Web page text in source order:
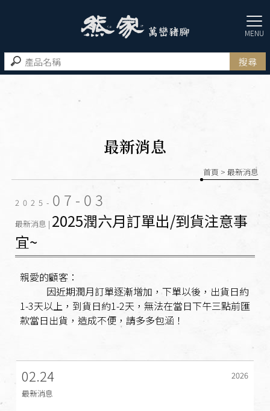
最新消息
首頁 > 最新消息
2025- 07-03
最新消息 | 2025潤六月訂單出/到貨注意事
宜~
親愛的顧客：
因近期潤月訂單逐漸增加，下單以後，出貨日約
1-3天以上，到貨日約1-2天，無法在當日下午三點前匯
款當日出貨，造成不便，請多多包涵！
02.24
2026
最新消息